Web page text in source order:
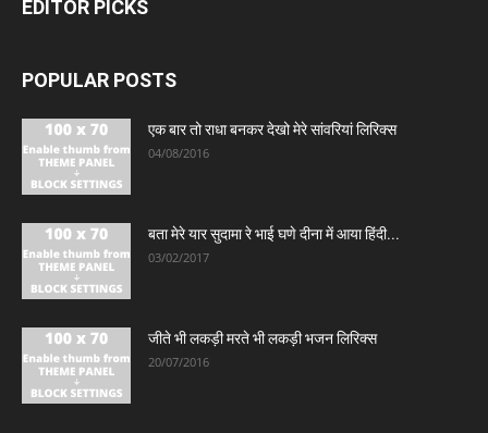
EDITOR PICKS
POPULAR POSTS
एक बार तो राधा बनकर देखो मेरे सांवरियां लिरिक्स
04/08/2016
बता मेरे यार सुदामा रे भाई घणे दीना में आया हिंदी...
03/02/2017
जीते भी लकड़ी मरते भी लकड़ी भजन लिरिक्स
20/07/2016